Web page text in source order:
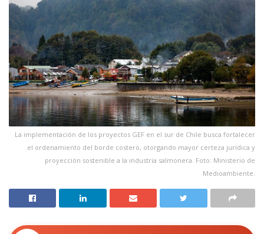
La implementación de los proyectos GEF en el sur de Chile busca fortalecer
el ordenamiento del borde costero, otorgando mayor certeza jurídica y
proyección sostenible a la industria salmonera. Foto: Ministerio de
Medioambiente.